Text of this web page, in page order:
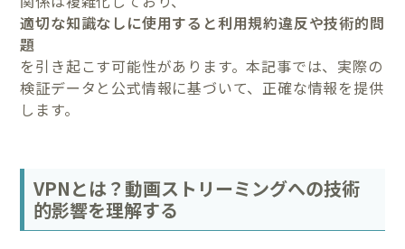
適切な知識なしに使用すると利用規約違反や技術的問
題
を引き起こす可能性があります。本記事では、実際の
検証データと公式情報に基づいて、正確な情報を提供
します。
VPNとは？動画ストリーミングへの技術
的影響を理解する